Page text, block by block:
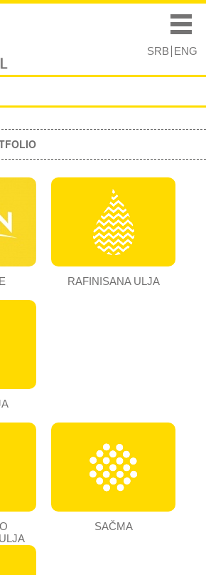
SRB ENG
RAFINISANA ULJA
SAČMA